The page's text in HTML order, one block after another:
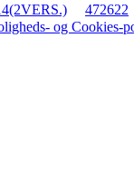
472622
og Cookies-